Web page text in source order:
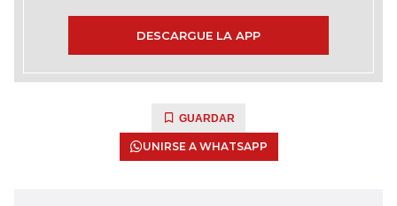
DESCARGUE LA APP
GUARDAR
UNIRSE A WHATSAPP